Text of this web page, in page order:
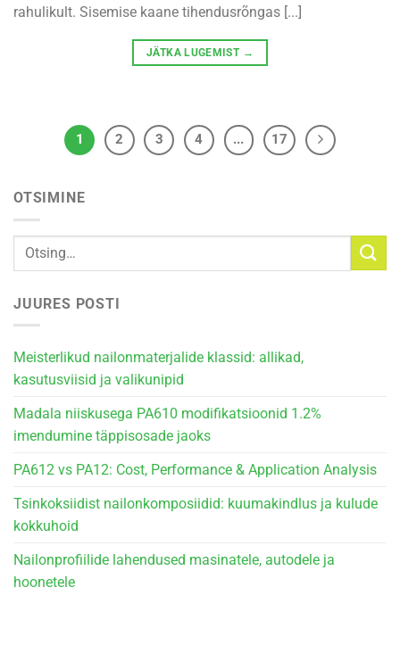
rahulikult. Sisemise kaane tihendusrõngas [...]
JÄTKA LUGEMIST →
1 2 3 4 ... 17
OTSIMINE
JUURES POSTI
Meisterlikud nailonmaterjalide klassid: allikad,
kasutusviisid ja valikunipid
Madala niiskusega PA610 modifikatsioonid 1.2%
imendumine täppisosade jaoks
PA612 vs PA12: Cost, Performance & Application Analysis
Tsinkoksiidist nailonkomposiidid: kuumakindlus ja kulude
kokkuhoid
Nailonprofiilide lahendused masinatele, autodele ja
hoonetele